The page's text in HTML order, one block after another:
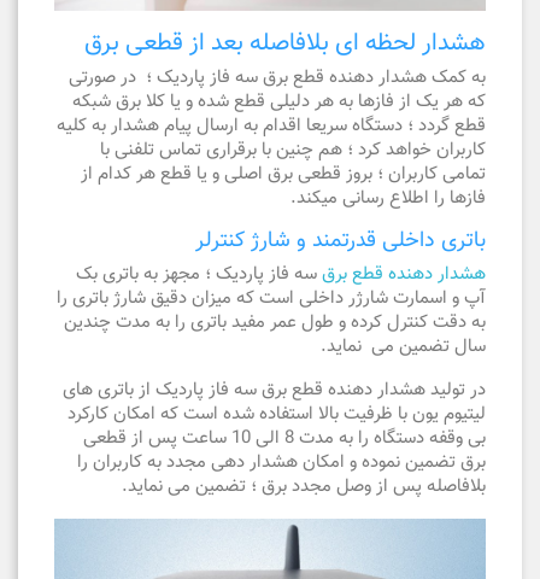
هشدار لحظه ای بلافاصله بعد از قطعی برق
به کمک هشدار دهنده قطع برق سه فاز پاردیک ؛ در صورتی
که هر یک از فازها به هر دلیلی قطع شده و یا کلا برق شبکه
قطع گردد ؛ دستگاه سریعا اقدام به ارسال پیام هشدار به کلیه
کاربران خواهد کرد ؛ هم چنین با برقراری تماس تلفنی با
تمامی کاربران ؛ بروز قطعی برق اصلی و یا قطع هر کدام از
فازها را اطلاع رسانی میکند.
باتری داخلی قدرتمند و شارژ کنترلر
هشدار دهنده قطع برقسه فاز پاردیک ؛ مجهز به باتری بک
آپ و اسمارت شارژر داخلی است که میزان دقیق شارژ باتری را
به دقت کنترل کرده و طول عمر مفید باتری را به مدت چندین
سال تضمین می نماید.
در تولید هشدار دهنده قطع برق سه فاز پاردیک از باتری های
لیتیوم یون با ظرفیت بالا استفاده شده است که امکان کارکرد
بی وقفه دستگاه را به مدت 8 الی 10 ساعت پس از قطعی
برق تضمین نموده و امکان هشدار دهی مجدد به کاربران را
بلافاصله پس از وصل مجدد برق ؛ تضمین می نماید.